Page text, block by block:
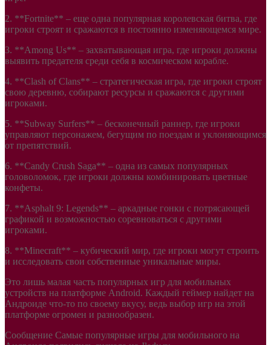
2. **Fortnite** – еще одна популярная королевская битва, где
игроки строят и сражаются в постоянно изменяющемся мире.
3. **Among Us** – захватывающая игра, где игроки должны
выявить предателя среди себя в космическом корабле.
4. **Clash of Clans** – стратегическая игра, где игроки строят
свою деревню, собирают ресурсы и сражаются с другими
игроками.
5. **Subway Surfers** – бесконечный раннер, где игроки
управляют персонажем, бегущим по поездам и уклоняющимся
от препятствий.
6. **Candy Crush Saga** – одна из самых популярных
головоломок, где игроки должны комбинировать цветные
конфеты.
7. **Asphalt 9: Legends** – аркадные гонки с потрясающей
графикой и возможностью соревноваться с другими
игроками.
8. **Minecraft** – кубический мир, где игроки могут строить
и исследовать свои собственные уникальные миры.
Это лишь малая часть популярных игр для мобильных
устройств на платформе Android. Каждый геймер найдет на
Андроиде что-то по своему вкусу, ведь выбор игр на этой
платформе огромен и разнообразен.
Сообщение Самые популярные игры для мобильного на